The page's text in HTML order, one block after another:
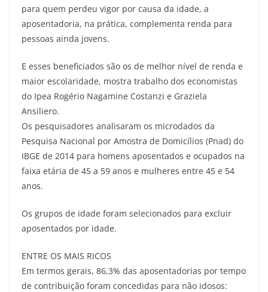
para quem perdeu vigor por causa da idade, a
aposentadoria, na prática, complementa renda para
pessoas ainda jovens.
E esses beneficiados são os de melhor nível de renda e
maior escolaridade, mostra trabalho dos economistas
do Ipea Rogério Nagamine Costanzi e Graziela
Ansiliero.
Os pesquisadores analisaram os microdados da
Pesquisa Nacional por Amostra de Domicílios (Pnad) do
IBGE de 2014 para homens aposentados e ocupados na
faixa etária de 45 a 59 anos e mulheres entre 45 e 54
anos.
Os grupos de idade foram selecionados para excluir
aposentados por idade.
ENTRE OS MAIS RICOS
Em termos gerais, 86,3% das aposentadorias por tempo
de contribuição foram concedidas para não idosos: